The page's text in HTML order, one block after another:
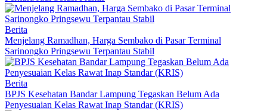
Berita
Menjelang Ramadhan, Harga Sembako di Pasar Terminal
Sarinongko Pringsewu Terpantau Stabil
Berita
BPJS Kesehatan Bandar Lampung Tegaskan Belum Ada
Penyesuaian Kelas Rawat Inap Standar (KRIS)